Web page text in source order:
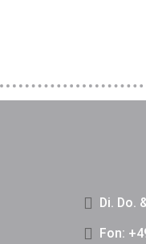
Di. Do.
Fon: